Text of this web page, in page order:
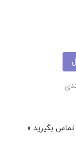
تماس بگیرید.»